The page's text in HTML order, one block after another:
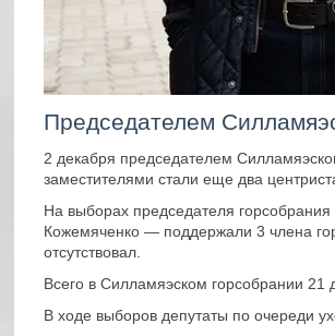
Председателем
2 декабря председателем
заместителями стали еще два
На выборах председателя
Кожемяченко — поддержали 3 члена
отсутствовал.
Всего в Силламяэском горсобрании 21
В ходе выборов депутаты по очереди